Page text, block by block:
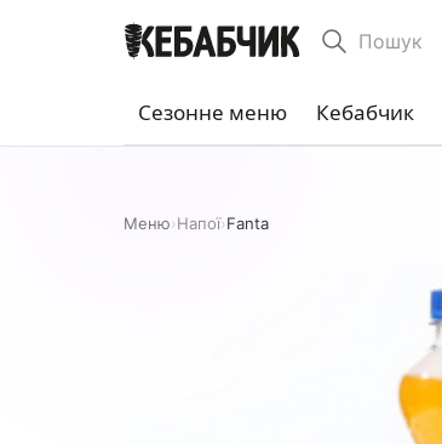
Пошук
Сезонне меню Кебабчик
Меню›Напої›Fantа